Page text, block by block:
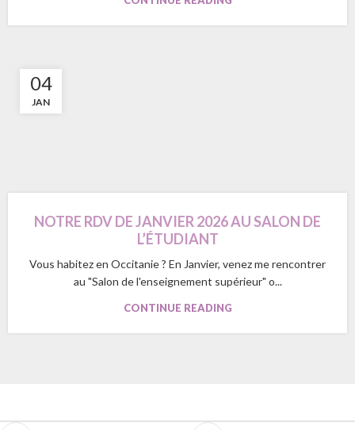
04
JAN
NOTRE RDV DE JANVIER 2026 AU SALON DE
L’ÉTUDIANT
Vous habitez en Occitanie ? En Janvier, venez me rencontrer
au "Salon de l'enseignement supérieur" o...
CONTINUE READING